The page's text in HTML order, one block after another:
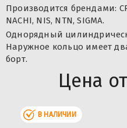
Производится брендами:
NACHI, NIS, NTN, SIGMA.
Однорядный
Наружное кольцо имеет
борт.
Цена
В НАЛИЧИИ